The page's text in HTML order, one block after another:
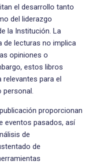
el desarrollo tanto
del liderazgo
la Institución. La
de lecturas no implica
opiniones o
estos libros
para el
personal.
proporcionan
eventos pasados, así
de
de